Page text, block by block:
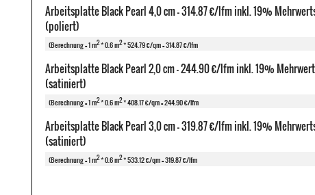
Arbeitsplatte Black Pearl 4,0 cm - 314.87 €/lfm inkl. 19%
(poliert)
(Berechnung = 1 m2* 0.6 m2* 524.79 €/qm = 314.87 €/lfm
Arbeitsplatte Black Pearl 2,0 cm - 244.90 €/lfm inkl. 19%
(satiniert)
(Berechnung = 1 m2* 0.6 m2* 408.17 €/qm = 244.90 €/lfm
Arbeitsplatte Black Pearl 3,0 cm - 319.87 €/lfm inkl. 19%
(satiniert)
(Berechnung = 1 m2* 0.6 m2* 533.12 €/qm = 319.87 €/lfm